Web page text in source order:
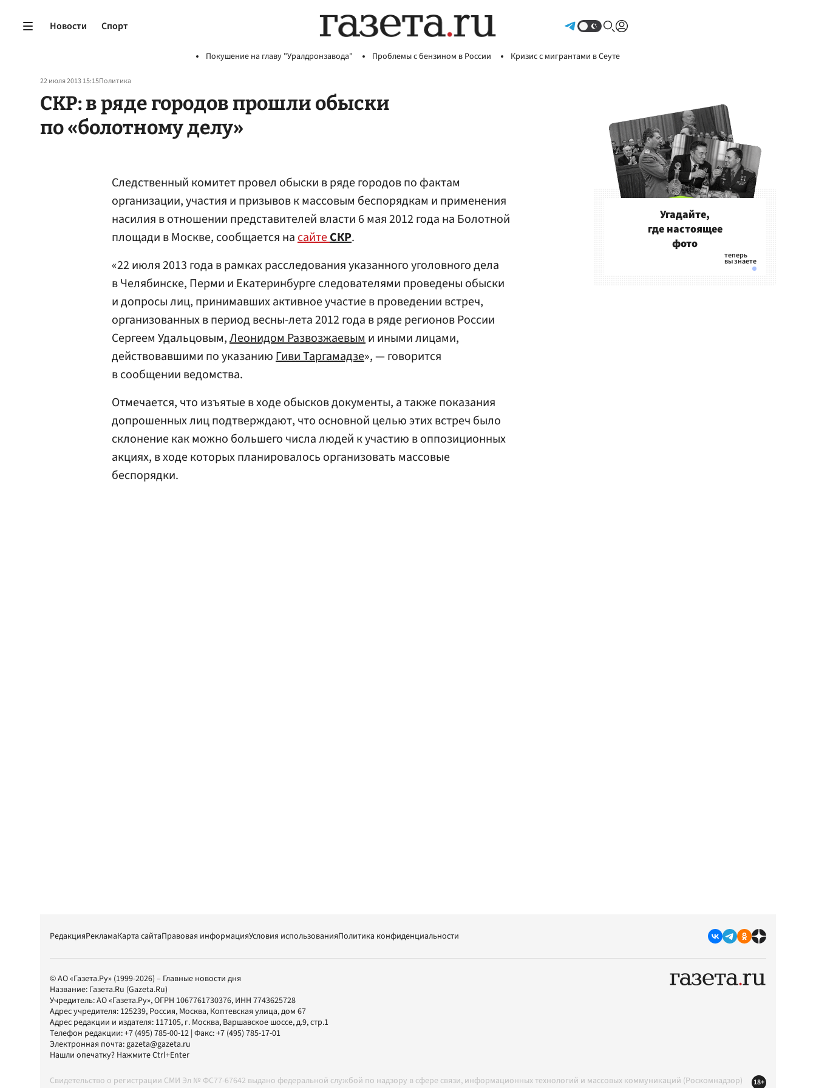
Новости Спорт
Покушение на главу "Уралдронзавода" Проблемы с бензином в России Кризис с мигрантами в Сеуте
22 июля 2013 15:15Политика
СКР: в ряде городов прошли обыски
по «болотному делу»
Следственный комитет провел обыски в ряде городов по фактам
организации, участия и призывов к массовым беспорядкам и применения
насилия в отношении представителей власти 6 мая 2012 года на Болотной
площади в Москве, сообщается насайтеСКР.
«22 июля 2013 года в рамках расследования указанного уголовного дела
в Челябинске, Перми и Екатеринбурге следователями проведены обыски
и допросы лиц, принимавших активное участие в проведении встреч,
организованных в период весны-лета 2012 года в ряде регионов России
Сергеем Удальцовым,Леонидом Развозжаевыми иными лицами,
действовавшими по указаниюГиви Таргамадзе», — говорится
в сообщении ведомства.
Отмечается, что изъятые в ходе обысков документы, а также показания
допрошенных лиц подтверждают, что основной целью этих встреч было
склонение как можно большего числа людей к участию в оппозиционных
акциях, в ходе которых планировалось организовать массовые
беспорядки.
Угадайте,
где настоящее
фото
РедакцияРекламаКарта сайтаПравовая информацияУсловия использованияПолитика конфиденциальности
© АО «Газета.Ру» (1999-2026) – Главные новости дня
Название: Газета.Ru (Gazeta.Ru)
Учредитель:АО «Газета.Ру», ОГРН 1067761730376, ИНН 7743625728
Адрес учредителя: 125239, Россия, Москва, Коптевская улица, дом 67
Адрес редакции и издателя: 117105, г. Москва, Варшавское шоссе, д.9, стр.1
Телефон редакции:+7 (495) 785-00-12 | Факс:+7 (495) 785-17-01
Электронная почта:gazeta@gazeta.ru
Нашли опечатку? Нажмите Ctrl+Enter
Свидетельство о регистрации СМИ Эл № ФС77-67642 выдано федеральной службой по надзору в сфере связи, информационных технологий и массовых коммуникаций (Роскомнадзор)
18+